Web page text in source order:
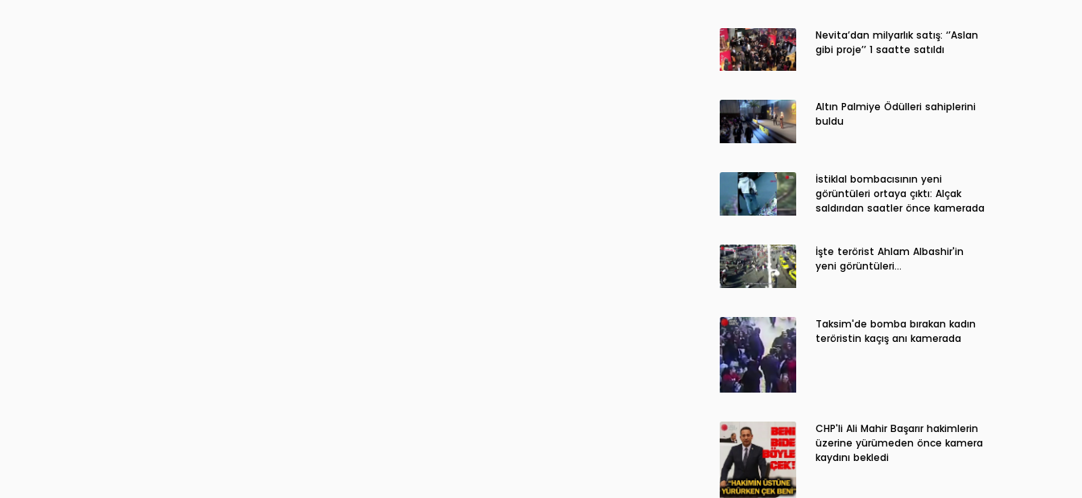
Nevita’dan milyarlık satış: ‘’Aslan
gibi proje’’ 1 saatte satıldı
Altın Palmiye Ödülleri sahiplerini
buldu
İstiklal bombacısının yeni
görüntüleri ortaya çıktı: Alçak
saldırıdan saatler önce kamerada
İşte terörist Ahlam Albashir'in
yeni görüntüleri…
Taksim'de bomba bırakan kadın
teröristin kaçış anı kamerada
CHP'li Ali Mahir Başarır hakimlerin
üzerine yürümeden önce kamera
kaydını bekledi